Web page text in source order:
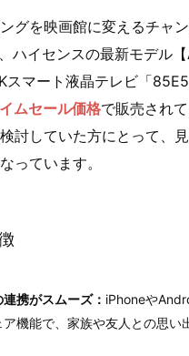
グを映画館に変えるチャ
ハイセンスの最新モデル
マート液晶テレビ「
ムセール価格で販売され
討していた方にとって、
っています。
携がスムーズ： iPhoneや
ア機能で、家族や友人との思い